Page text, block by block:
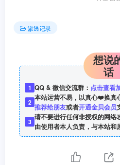
渗透记录
想说
话
1 QQ & 微信交流群： 点击查看
2
本站运营不易，以真心❤️换真
推荐给朋友或者开通金贝会员
3
请不要进行任何非授权的网络
由使用者本人负责，与本站和